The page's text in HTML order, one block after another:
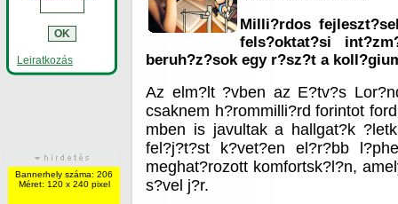
Leiratkozás
Bannerhely száma: 206
Méret: 120 x 240 pixel
Milli?rdos
fels?oktat?si
beruh?z?sok egy r?sz?t a
Az elm?lt ?vben az E?tv?s
csaknem h?rommilli?rd forintot
mben is javultak a hallgat?k
fel?j?t?st k?vet?en el?r?bb
meghat?rozott komfortsk?l?n,
s?vel j?r.